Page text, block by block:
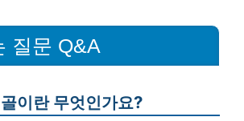
질문 Q&A
이란 무엇인가요?